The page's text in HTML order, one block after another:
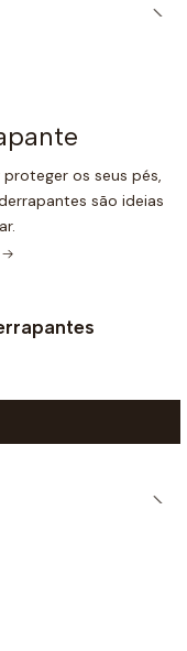
os seus pés,
são ideias